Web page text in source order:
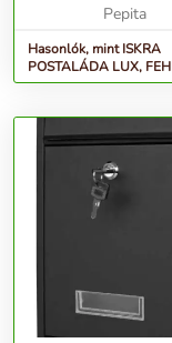
Pepita
Hasonlók, mint ISKRA
POSTALÁDA LUX,